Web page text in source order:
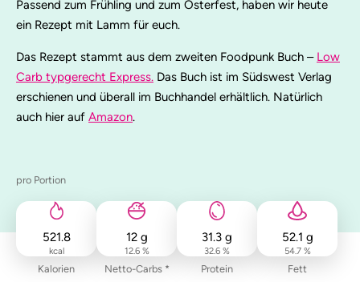
Passend zum Frühling und zum Osterfest, haben wir heute
ein Rezept mit Lamm für euch.
Das Rezept stammt aus dem zweiten Foodpunk Buch – Low
Carb typgerecht Express. Das Buch ist im Südswest Verlag
erschienen und überall im Buchhandel erhältlich. Natürlich
auch hier auf Amazon.
pro Portion
521.8
kcal
Kalorien
12 g
12.6 %
Netto-Carbs *
31.3 g
32.6 %
Protein
52.1 g
54.7 %
Fett